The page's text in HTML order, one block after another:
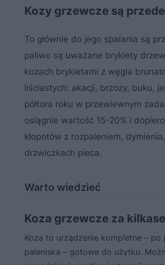
Kozy grzewcze są
To głównie do jego spalania są
paliwo są uważane brykiety
kozach brykietami z węgla
liściastych: akacji, brzozy, buku,
półtora roku w przewiewnym
osiągnie wartość 15-20% i
kłopotów z rozpaleniem,
drzwiczkach pieca.
Warto wiedzieć
Koza grzewcze za
Koza to urządzenie kompletne –
paleniska – gotowe do użytku.